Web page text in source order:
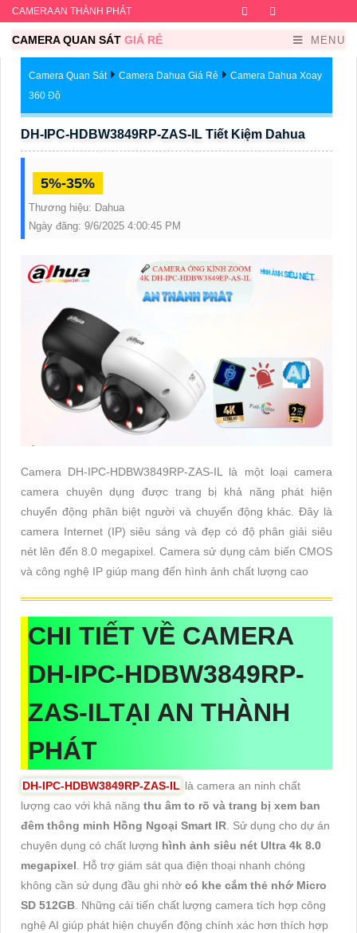
CAMERA AN THÀNH PHÁT Facebook
CAMERA QUAN SÁT GIÁ RẺ MENU
Camera Quan Sát Camera Dahua Giá Rẻ
Camera Dahua Xoay
360 Độ
DH-IPC-HDBW3849RP-ZAS-IL Tiết Kiệm Dahua
5%-35%
Thương hiệu: Dahua
Ngày đăng: 9/6/2025 4:00:45 PM
Camera DH-IPC-HDBW3849RP-ZAS-IL là một loại camera
camera chuyên dụng được trang bị khả năng phát hiện
chuyển động phân biệt người và chuyển động khác. Đây là
camera Internet (IP) siêu sáng và đẹp có độ phân giải siêu
nét lên đến 8.0 megapixel. Camera sử dụng cảm biến CMOS
và công nghệ IP giúp mang đến hình ảnh chất lượng cao
CHI TIẾT VỀ CAMERA
DH-IPC-HDBW3849RP-
ZAS-ILTẠI AN THÀNH
PHÁT
DH-IPC-HDBW3849RP-ZAS-IL là camera an ninh chất
lượng cao với khả năng thu âm to rõ và trang bị xem ban
đêm thông minh Hồng Ngoại Smart IR . Sử dụng cho dự án
chuyên dụng có chất lượng hình ảnh siêu nét Ultra 4k 8.0
megapixel . Hỗ trợ giám sát qua điện thoại nhanh chóng
không cần sử dụng đầu ghi nhờ có khe cắm thẻ nhớ Micro
SD 512GB . Những cải tiến chất lượng camera tích hợp công
nghệ AI giúp phát hiện chuyển động chính xác hơn thích hợp